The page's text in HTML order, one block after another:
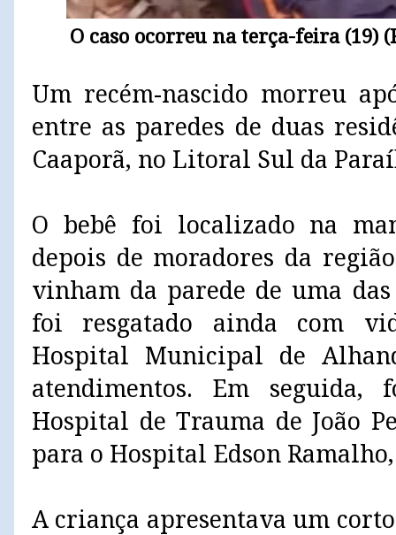
O caso ocorreu na terça-feira (19)
Um recém-nascido morreu
entre as paredes de duas
Caaporã, no Litoral Sul da
O bebê foi localizado na
depois de moradores da
vinham da parede de uma das
foi resgatado ainda com
Hospital Municipal de
atendimentos. Em
Hospital de Trauma de João
para o Hospital Edson
A criança apresentava um